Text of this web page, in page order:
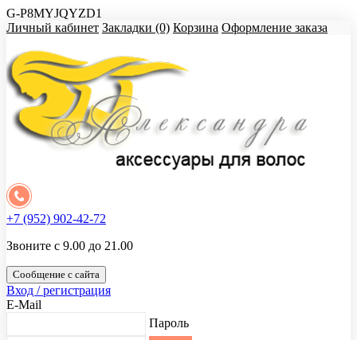
G-P8MYJQYZD1
Личный кабинет Закладки (0) Корзина Оформление заказа
+7 (952) 902-42-72
Звоните с 9.00 до 21.00
Сообщение с сайта
Вход / регистрация
E-Mail
Пароль